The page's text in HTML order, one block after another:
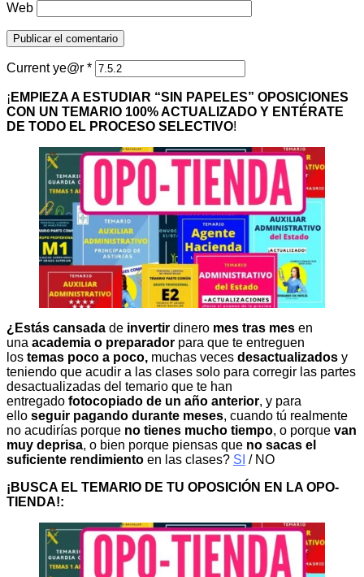
Web
Current ye@r *
¡ EMPIEZA A ESTUDIAR “SIN PAPELES” OPOSICIONES
CON UN TEMARIO 100% ACTUALIZADO Y ENTÉRATE
DE TODO EL PROCESO SELECTIVO!
¿Estás cansada de invertir dinero mes tras mes en
una academia o preparador para que te entreguen
los temas poco a poco, muchas veces desactualizados y
teniendo que acudir a las clases solo para corregir las partes
desactualizadas del temario que te han
entregado fotocopiado de un año anterior, y para
ello seguir pagando durante meses, cuando tú realmente
no acudirías porque no tienes mucho tiempo, o porque van
muy deprisa, o bien porque piensas que no sacas el
suficiente rendimiento en las clases? SI / NO
¡BUSCA EL TEMARIO DE TU OPOSICIÓN EN LA OPO-
TIENDA!: